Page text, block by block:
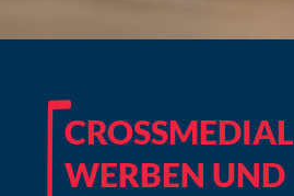
CROSSMEDIAL
WERBEN UND